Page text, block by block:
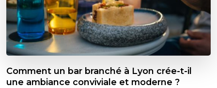
Comment un bar branché à Lyon crée-t-il
une ambiance conviviale et moderne ?